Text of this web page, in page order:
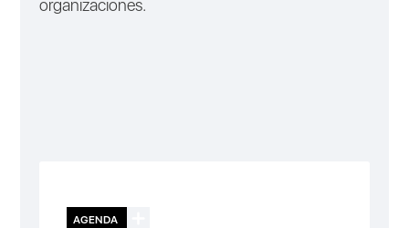
organizaciones.
AGENDA